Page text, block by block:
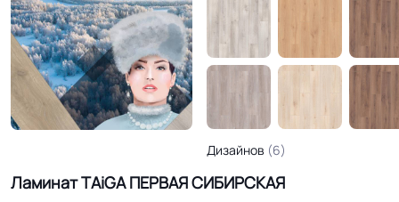
Ламинат TAiGA ПЕРВАЯ СИБИРСКАЯ
Дизайнов (6)